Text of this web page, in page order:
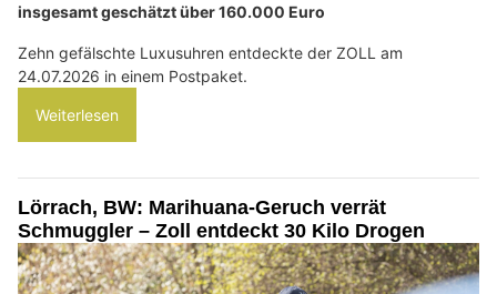
insgesamt geschätzt über 160.000 Euro
Zehn gefälschte Luxusuhren entdeckte der ZOLL am
24.07.2026 in einem Postpaket.
Weiterlesen
Lörrach, BW: Marihuana-Geruch verrät
Schmuggler – Zoll entdeckt 30 Kilo Drogen